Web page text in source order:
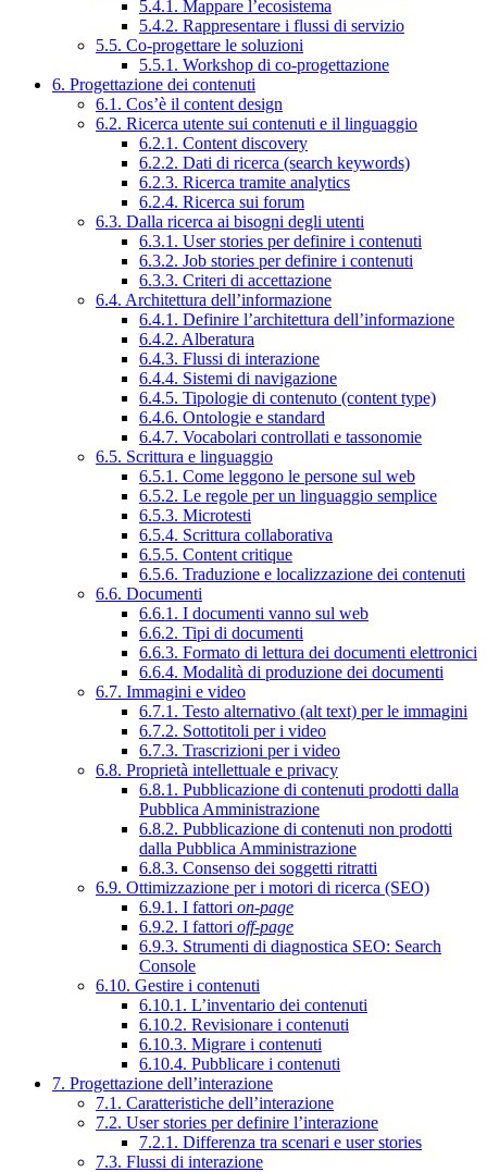
5.4.1. Mappare l’ecosistema
5.4.2. Rappresentare i flussi di servizio
5.5. Co-progettare le soluzioni
5.5.1. Workshop di co-progettazione
6. Progettazione dei contenuti
6.1. Cos’è il content design
6.2. Ricerca utente sui contenuti e il linguaggio
6.2.1. Content discovery
6.2.2. Dati di ricerca (search keywords)
6.2.3. Ricerca tramite analytics
6.2.4. Ricerca sui forum
6.3. Dalla ricerca ai bisogni degli utenti
6.3.1. User stories per definire i contenuti
6.3.2. Job stories per definire i contenuti
6.3.3. Criteri di accettazione
6.4. Architettura dell’informazione
6.4.1. Definire l’architettura dell’informazione
6.4.2. Alberatura
6.4.3. Flussi di interazione
6.4.4. Sistemi di navigazione
6.4.5. Tipologie di contenuto (content type)
6.4.6. Ontologie e standard
6.4.7. Vocabolari controllati e tassonomie
6.5. Scrittura e linguaggio
6.5.1. Come leggono le persone sul web
6.5.2. Le regole per un linguaggio semplice
6.5.3. Microtesti
6.5.4. Scrittura collaborativa
6.5.5. Content critique
6.5.6. Traduzione e localizzazione dei contenuti
6.6. Documenti
6.6.1. I documenti vanno sul web
6.6.2. Tipi di documenti
6.6.3. Formato di lettura dei documenti elettronici
6.6.4. Modalità di produzione dei documenti
6.7. Immagini e video
6.7.1. Testo alternativo (alt text) per le immagini
6.7.2. Sottotitoli per i video
6.7.3. Trascrizioni per i video
6.8. Proprietà intellettuale e privacy
6.8.1. Pubblicazione di contenuti prodotti dalla
Pubblica Amministrazione
6.8.2. Pubblicazione di contenuti non prodotti
dalla Pubblica Amministrazione
6.8.3. Consenso dei soggetti ritratti
6.9. Ottimizzazione per i motori di ricerca (SEO)
6.9.1. I fattori on-page
6.9.2. I fattori off-page
6.9.3. Strumenti di diagnostica SEO: Search
Console
6.10. Gestire i contenuti
6.10.1. L’inventario dei contenuti
6.10.2. Revisionare i contenuti
6.10.3. Migrare i contenuti
6.10.4. Pubblicare i contenuti
7. Progettazione dell’interazione
7.1. Caratteristiche dell’interazione
7.2. User stories per definire l’interazione
7.2.1. Differenza tra scenari e user stories
7.3. Flussi di interazione